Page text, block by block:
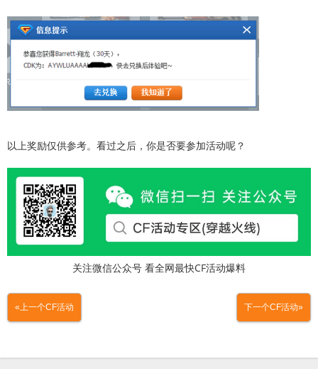
以上奖励仅供参考。看过之后，你是否要参加活动呢？
关注微信公众号 看全网最快CF活动爆料
«上一个CF活动 下一个CF活动»